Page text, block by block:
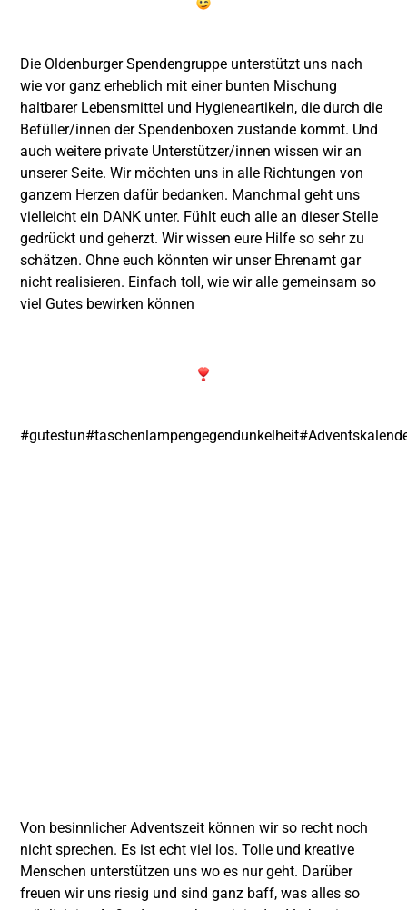
Die Oldenburger Spendengruppe unterstützt uns nach
wie vor ganz erheblich mit einer bunten Mischung
haltbarer Lebensmittel und Hygieneartikeln, die durch die
Befüller/innen der Spendenboxen zustande kommt. Und
auch weitere private Unterstützer/innen wissen wir an
unserer Seite. Wir möchten uns in alle Richtungen von
ganzem Herzen dafür bedanken. Manchmal geht uns
vielleicht ein DANK unter. Fühlt euch alle an dieser Stelle
gedrückt und geherzt. Wir wissen eure Hilfe so sehr zu
schätzen. Ohne euch könnten wir unser Ehrenamt gar
nicht realisieren. Einfach toll, wie wir alle gemeinsam so
viel Gutes bewirken können
#gutestun#taschenlampengegendunkelheit
Von besinnlicher Adventszeit können wir so recht noch
nicht sprechen. Es ist echt viel los. Tolle und kreative
Menschen unterstützen uns wo es nur geht. Darüber
freuen wir uns riesig und sind ganz baff, was alles so